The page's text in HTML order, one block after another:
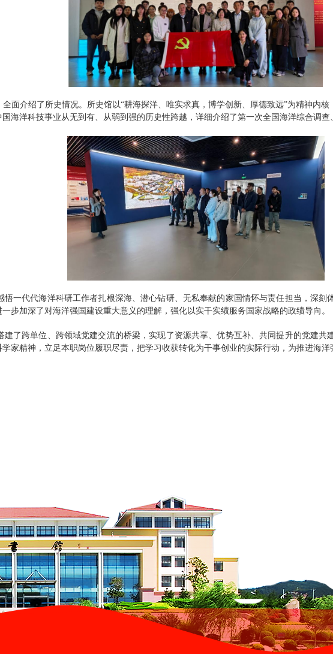
面介绍了所史情况。所史馆以“耕海探洋、唯实求真，博学创新、厚德致远”为精神内
海洋科技事业从无到有、从弱到强的历史性跨越，详细介绍了第一次全国海洋综合调查
一代代海洋科研工作者扎根深海、潜心钻研、无私奉献的家国情怀与责任担当，深
步加深了对海洋强国建设重大意义的理解，强化以实干实绩服务国家战略的政绩导向。
了跨单位、跨领域党建交流的桥梁，实现了资源共享、优势互补、共同提升的党建
家精神，立足本职岗位履职尽责，把学习收获转化为干事创业的实际行动，为推进海洋